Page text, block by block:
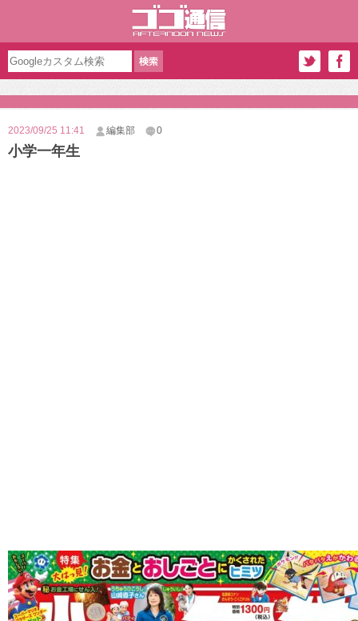
2023/09/25 11:41 編集部 0
小学一年生